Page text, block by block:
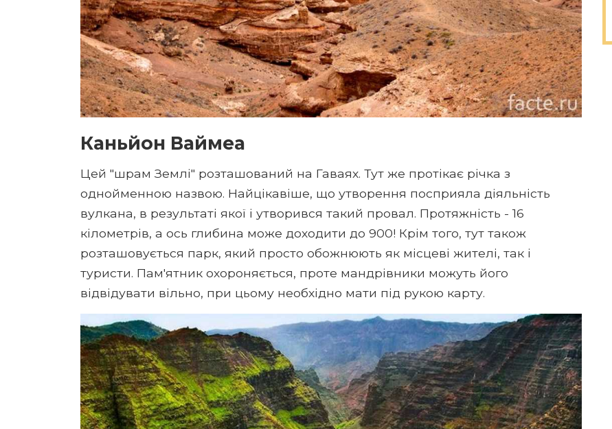
Каньйон Ваймеа
Цей "шрам Землі" розташований на Гаваях. Тут же протікає річка з
однойменною назвою. Найцікавіше, що утворення посприяла діяльність
вулкана, в результаті якої і утворився такий провал. Протяжність - 16
кілометрів, а ось глибина може доходити до 900! Крім того, тут також
розташовується парк, який просто обожнюють як місцеві жителі, так і
туристи. Пам'ятник охороняється, проте мандрівники можуть його
відвідувати вільно, при цьому необхідно мати під рукою карту.